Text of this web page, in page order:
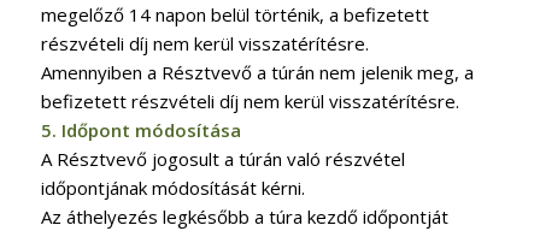
megelőző 14 napon belül történik, a befizetett
részvételi díj nem kerül visszatérítésre.
Amennyiben a Résztvevő a túrán nem jelenik meg, a
befizetett részvételi díj nem kerül visszatérítésre.
5. Időpont módosítása
A Résztvevő jogosult a túrán való részvétel
időpontjának módosítását kérni.
Az áthelyezés legkésőbb a túra kezdő időpontját